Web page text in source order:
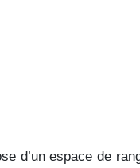
d’un espace de